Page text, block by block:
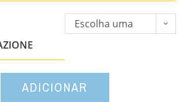
Escolha uma
ADICIONAR